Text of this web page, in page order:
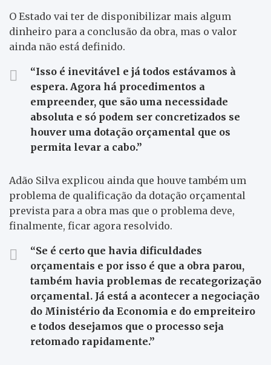
O Estado vai ter de disponibilizar mais algum
dinheiro para a conclusão da obra, mas o valor
ainda não está definido.
“Isso é inevitável e já todos estávamos à
espera. Agora há procedimentos a
empreender, que são uma necessidade
absoluta e só podem ser concretizados se
houver uma dotação orçamental que os
permita levar a cabo.”
Adão Silva explicou ainda que houve também um
problema de qualificação da dotação orçamental
prevista para a obra mas que o problema deve,
finalmente, ficar agora resolvido.
“Se é certo que havia dificuldades
orçamentais e por isso é que a obra parou,
também havia problemas de recategorização
orçamental. Já está a acontecer a negociação
do Ministério da Economia e do empreiteiro
e todos desejamos que o processo seja
retomado rapidamente.”